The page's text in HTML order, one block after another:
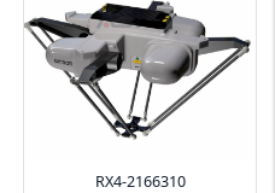
RX4-2166310